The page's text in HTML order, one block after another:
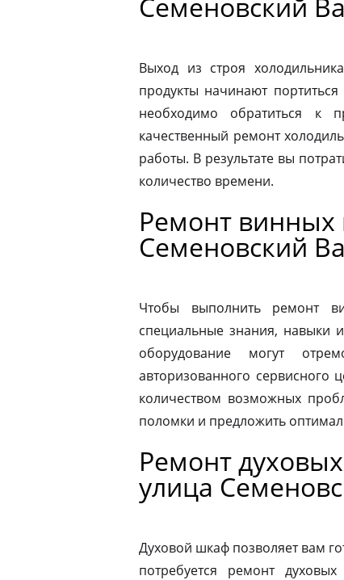
Выход из строя
продукты начинают
необходимо обратиться к
качественный ремонт
работы. В результате вы
количество времени.
Ремонт винных
Семеновский
Чтобы выполнить ремонт
специальные знания, навыки
оборудование могут
авторизованного сервисного
количеством возможных
поломки и предложить
Ремонт
улица
Духовой шкаф позволяет вам
потребуется ремонт